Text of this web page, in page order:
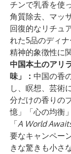
チンで乳香を使
角質除去、マッ
回復的なリチュ
れた5品のディ
精神的象徴性に
中国本土のアリ
味」： 中国の香
し、瞑想、芸術
分だけの香りの
憶」「心の均衡
「A World
要なキャンペー
きな驚きも小さ